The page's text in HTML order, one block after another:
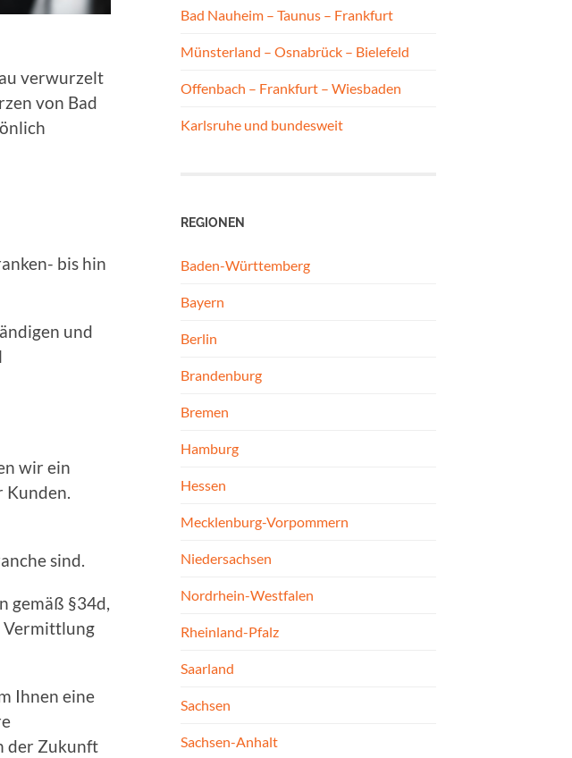
verwurzelt
von Bad
bis hin
und
wir ein
Kunden.
sind.
§34d,
Vermittlung
Ihnen eine
der Zukunft
Bad Nauheim – Taunus – Frankfurt
Münsterland – Osnabrück – Bielefeld
Offenbach – Frankfurt – Wiesbaden
Karlsruhe und bundesweit
REGIONEN
Baden-Württemberg
Bayern
Berlin
Brandenburg
Bremen
Hamburg
Hessen
Mecklenburg-Vorpommern
Niedersachsen
Nordrhein-Westfalen
Rheinland-Pfalz
Saarland
Sachsen
Sachsen-Anhalt